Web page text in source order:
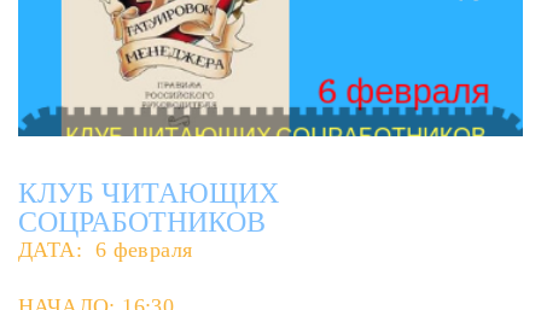
КЛУБ ЧИТАЮЩИХ
СОЦРАБОТНИКОВ
ДАТА: 6 февраля